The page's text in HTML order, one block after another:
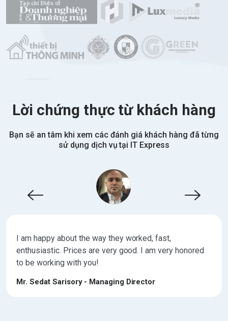
Lời chứng thực từ khách hàng
Bạn sẽ an tâm khi xem các đánh giá khách hàng đã từng
sử dụng dịch vụ tại IT Express
I am happy about the way they worked, fast,
enthusiastic. Prices are very good. I am very honored
to be working with you!
Mr. Sedat Sarisory - Managing Director